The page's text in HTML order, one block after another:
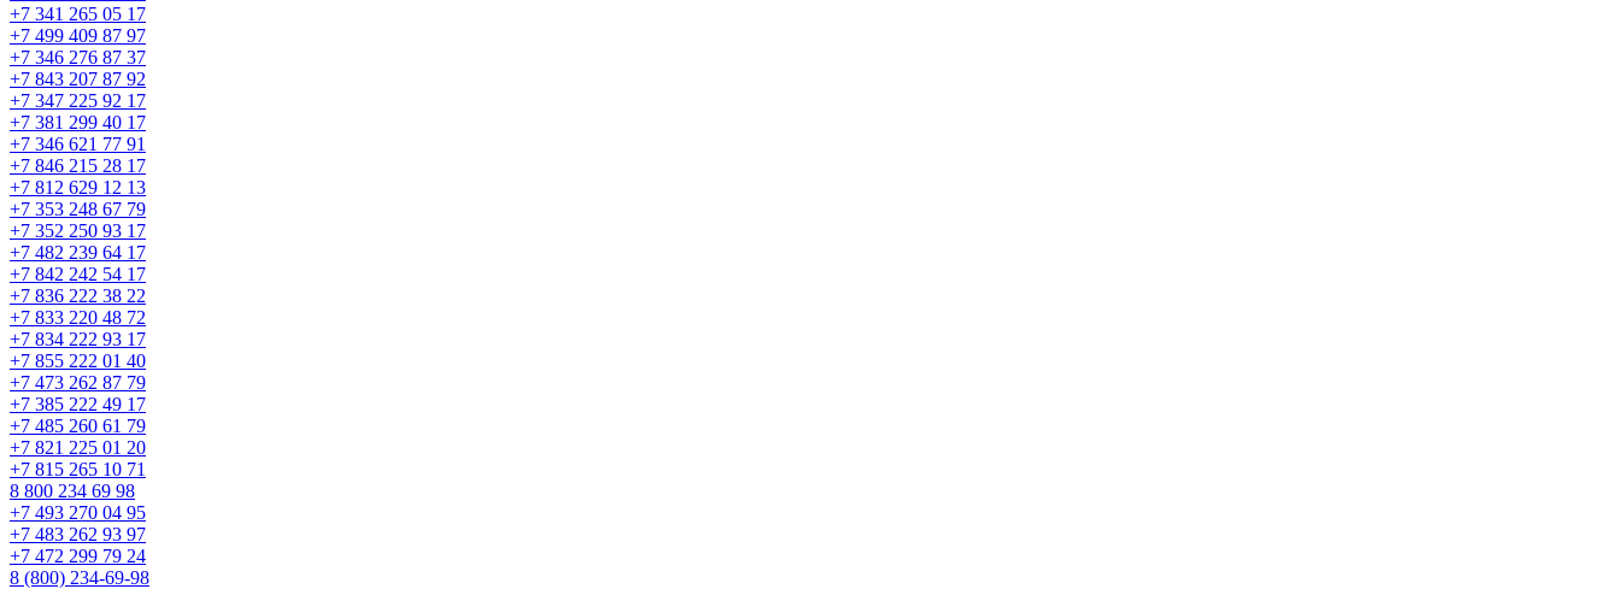
+7 341 265 05 17
+7 499 409 87 97
+7 346 276 87 37
+7 843 207 87 92
+7 347 225 92 17
+7 381 299 40 17
+7 346 621 77 91
+7 846 215 28 17
+7 812 629 12 13
+7 353 248 67 79
+7 352 250 93 17
+7 482 239 64 17
+7 842 242 54 17
+7 836 222 38 22
+7 833 220 48 72
+7 834 222 93 17
+7 855 222 01 40
+7 473 262 87 79
+7 385 222 49 17
+7 485 260 61 79
+7 821 225 01 20
+7 815 265 10 71
8 800 234 69 98
+7 493 270 04 95
+7 483 262 93 97
+7 472 299 79 24
8 (800) 234-69-98